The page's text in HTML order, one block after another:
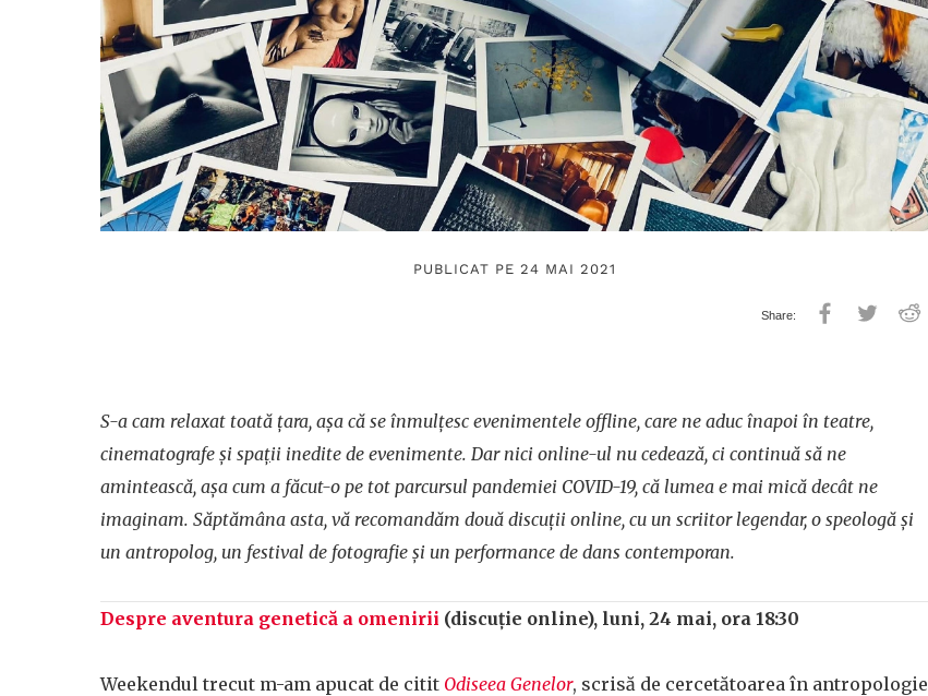
PUBLICAT PE 24 MAI 2021
S-a cam relaxat toată țara, așa că se înmulțesc evenimentele offline, care ne aduc înapoi în teatre,
cinematografe și spații inedite de evenimente. Dar nici online-ul nu cedează, ci continuă să ne
amintească, așa cum a făcut-o pe tot parcursul pandemiei COVID-19, că lumea e mai mică decât ne
imaginam. Săptămâna asta, vă recomandăm două discuții online, cu un scriitor legendar, o speologă și
un antropolog, un festival de fotografie și un performance de dans contemporan.
Despre aventura genetică a omenirii (discuție online), luni, 24 mai, ora 18:30
Weekendul trecut m-am apucat de citit Odiseea Genelor, scrisă de cercetătoarea în antropologie